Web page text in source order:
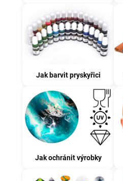
Jak barvit pryskyřici
Jak ochránit výrobky